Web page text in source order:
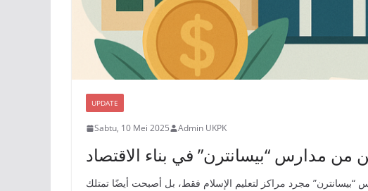
UPDATE
Sabtu, 10 Mei 2025 Admin UKPK
من مدارس “بيسانترن” في بناء الاقتصاد
“بيسانترن” مجرد مراكز لتعليم الإسلام فقط، بل أصبحت أيضًا تمتلك